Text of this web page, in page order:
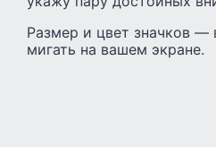
Размер и цвет значков —
мигать на вашем экране.